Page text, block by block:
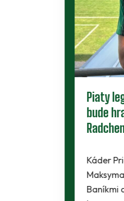
Piaty
bude
Káder
Baníkmi